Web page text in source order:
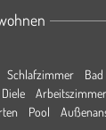
Schlafzimmer Bad
Arbeitszimmer
Pool